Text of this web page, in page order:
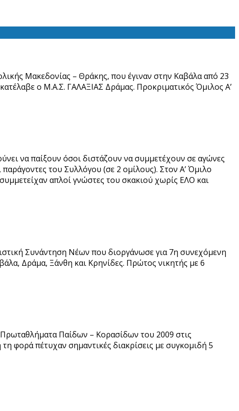
Μακεδονίας – Θράκης, που έγιναν στην Καβάλα από 23
ο Μ.Α.Σ. ΓΑΛΑΞΙΑΣ Δράμας. Προκριματικός Όμιλος Α’
να παίξουν όσοι διστάζουν να συμμετέχουν σε αγώνες
του Συλλόγου (σε 2 ομίλους). Στον Α’ Όμιλο
απλοί γνώστες του σκακιού χωρίς ΕΛΟ και
Συνάντηση Νέων που διοργάνωσε για 7η συνεχόμενη
Δράμα, Ξάνθη και Κρηνίδες. Πρώτος νικητής με 6
Πρωταθλήματα Παίδων – Κορασίδων του 2009 στις
φορά πέτυχαν σημαντικές διακρίσεις με συγκομιδή 5